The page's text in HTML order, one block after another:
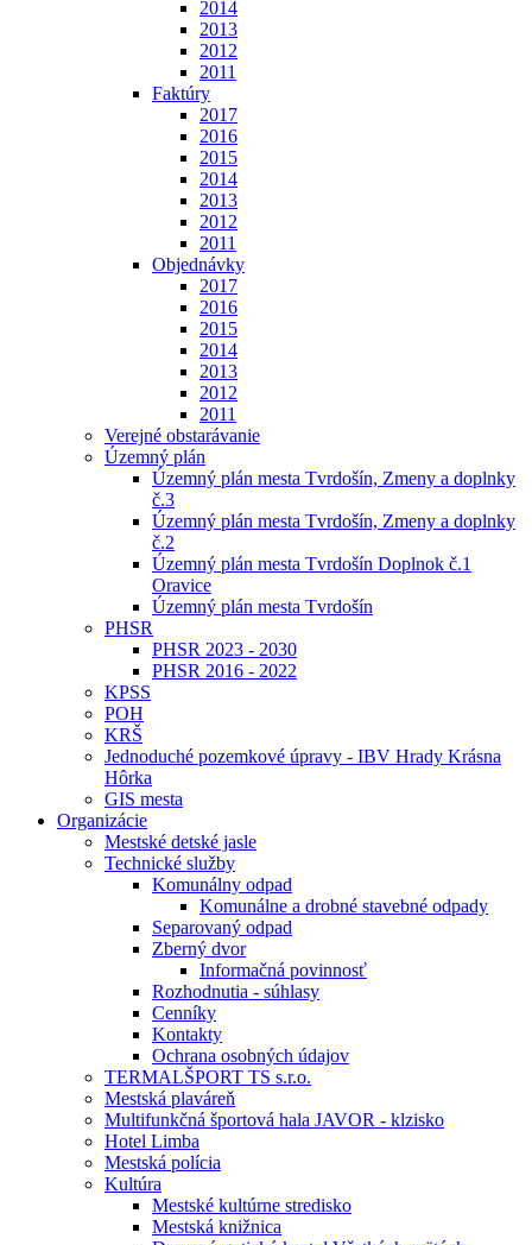
2014
2013
2012
2011
Faktúry
2017
2016
2015
2014
2013
2012
2011
Objednávky
2017
2016
2015
2014
2013
2012
2011
Verejné obstarávanie
Územný plán
Územný plán mesta Tvrdošín, Zmeny a doplnky
č.3
Územný plán mesta Tvrdošín, Zmeny a doplnky
č.2
Územný plán mesta Tvrdošín Doplnok č.1
Oravice
Územný plán mesta Tvrdošín
PHSR
PHSR 2023 - 2030
PHSR 2016 - 2022
KPSS
POH
KRŠ
Jednoduché pozemkové úpravy - IBV Hrady Krásna
Hôrka
GIS mesta
Organizácie
Mestské detské jasle
Technické služby
Komunálny odpad
Komunálne a drobné stavebné odpady
Separovaný odpad
Zberný dvor
Informačná povinnosť
Rozhodnutia - súhlasy
Cenníky
Kontakty
Ochrana osobných údajov
TERMALŠPORT TS s.r.o.
Mestská plaváreň
Multifunkčná športová hala JAVOR - klzisko
Hotel Limba
Mestská polícia
Kultúra
Mestské kultúrne stredisko
Mestská knižnica